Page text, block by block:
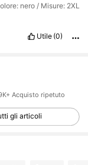
nero / Misure: 2XL
Utile (0)
Acquisto ripetuto
gli articoli